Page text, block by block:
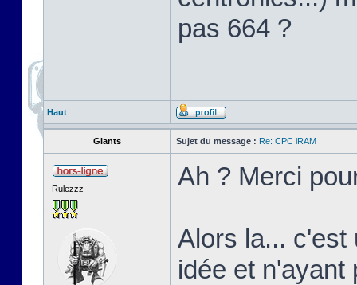
pas 664 ?
Haut
Giants Sujet du message : Re: CPC iRAM
Rulezzz Ah ? Merci
Alors la... c'est
idée et n'ayant